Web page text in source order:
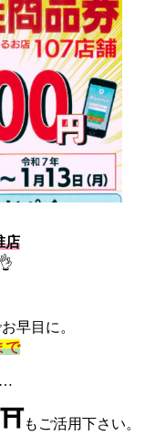
店
早目に。
で
…
⛩もご活用下さい。